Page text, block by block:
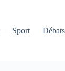
Sport Débats